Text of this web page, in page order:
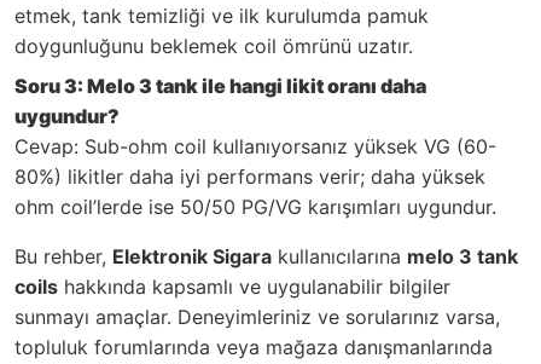
etmek, tank temizliği ve ilk kurulumda pamuk
doygunluğunu beklemek coil ömrünü uzatır.
Soru 3: Melo 3 tank ile hangi likit oranı daha
uygundur?
Cevap: Sub-ohm coil kullanıyorsanız yüksek VG (60-
80%) likitler daha iyi performans verir; daha yüksek
ohm coil’lerde ise 50/50 PG/VG karışımları uygundur.
Bu rehber, Elektronik Sigara kullanıcılarına melo 3 tank
coils hakkında kapsamlı ve uygulanabilir bilgiler
sunmayı amaçlar. Deneyimleriniz ve sorularınız varsa,
topluluk forumlarında veya mağaza danışmanlarında